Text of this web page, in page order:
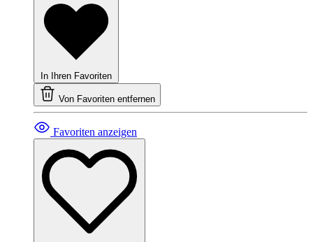
In Ihren Favoriten
Von Favoriten entfernen
Favoriten anzeigen